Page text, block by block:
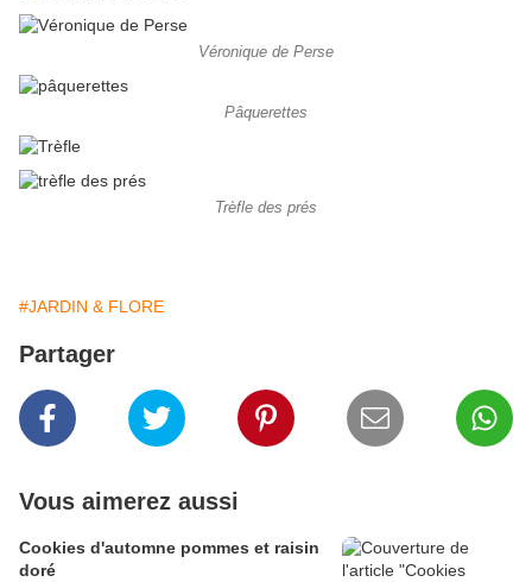
Véronique de Perse
Pâquerettes
Trèfle des prés
#JARDIN & FLORE
Partager
Vous aimerez aussi
Cookies d'automne pommes et raisin
doré